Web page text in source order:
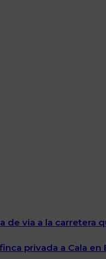
de via a la carretera
privada a Cala